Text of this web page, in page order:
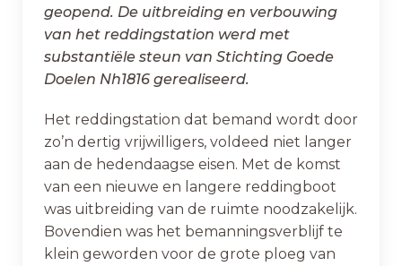
geopend. De uitbreiding en verbouwing
van het reddingstation werd met
substantiële steun van Stichting Goede
Doelen Nh1816 gerealiseerd.
Het reddingstation dat bemand wordt door
zo’n dertig vrijwilligers, voldeed niet langer
aan de hedendaagse eisen. Met de komst
van een nieuwe en langere reddingboot
was uitbreiding van de ruimte noodzakelijk.
Bovendien was het bemanningsverblijf te
klein geworden voor de grote ploeg van